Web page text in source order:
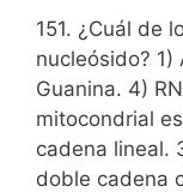
151. ¿Cuál de
nucleósido?
Guanina. 4)
mitocondrial
cadena lineal.
doble cadena